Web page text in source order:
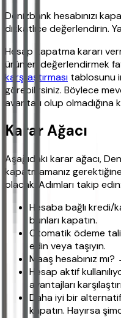
Denizbank hesabınızı
dikkatlice değerlendirin.
Hesap kapatma kararı
ürünleri değerlendirmek
karşılaştırması tablosunu
görebilirsiniz. Böylece
avantajlı olup olmadığına
Karar Ağacı
Aşağıdaki karar ağacı,
kapatmamanız
olacak. Adımları takip edin:
Hesaba bağlı kredi/
bunları kapatın.
Otomatik ödeme
edin veya taşıyın.
Maaş hesabınız
Hesap aktif
avantajları
Daha iyi bir
kapatın. Hayırsa